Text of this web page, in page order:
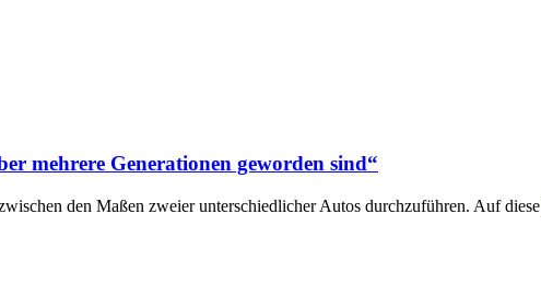
mehrere Generationen geworden sind“
den Maßen zweier unterschiedlicher Autos durchzuführen. Auf diese